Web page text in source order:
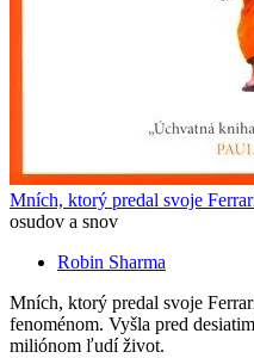
Mních, ktorý predal svoje
osudov a snov
Robin Sharma
Mních, ktorý predal svoje
fenoménom. Vyšla pred
miliónom ľudí život.